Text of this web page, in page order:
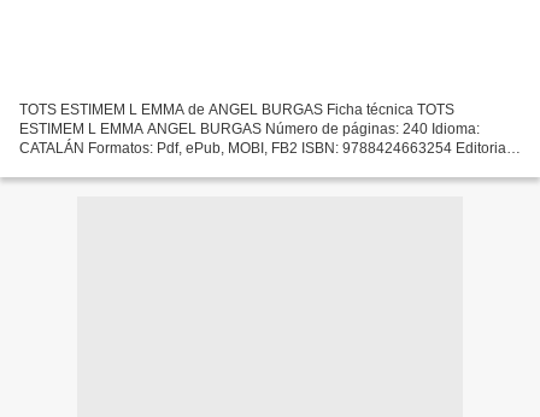
TOTS ESTIMEM L EMMA de ANGEL BURGAS Ficha técnica TOTS
ESTIMEM L EMMA ANGEL BURGAS Número de páginas: 240 Idioma:
CATALÁN Formatos: Pdf, ePub, MOBI, FB2 ISBN: 9788424663254 Editorial:
gratis...